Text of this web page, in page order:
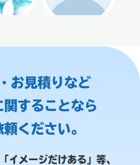
お見積りなど
することなら
ください。
イメージだけある」等、